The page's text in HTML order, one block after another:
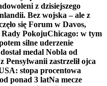
z dzisiejszego
Bez wojska – ale z
się Forum w Davos,
Rady PokojuChicago: w tym
silne uderzenie
medal Nobla od
Pensylwanii zastrzelił ojca
stopa procentowa
ponad 3 latNa mecze